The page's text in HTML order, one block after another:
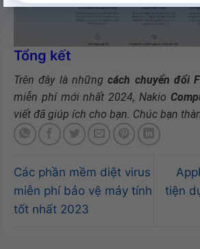
Tổng kết
Trên đây là nhữngcách chuyển đổi
miễn phí mới nhất 2024, Nakio
viết đã giúp ích cho bạn. Chúc bạn
Các phần mềm diệt virus
miễn phí bảo vệ máy tính
tốt nhất 2023
tiện